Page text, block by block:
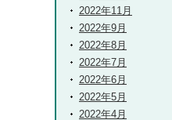
2022年11月
2022年9月
2022年8月
2022年7月
2022年6月
2022年5月
2022年4月